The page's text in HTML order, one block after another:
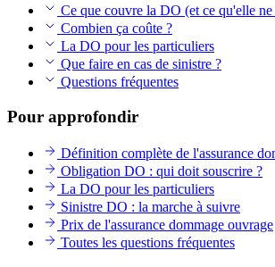
Ce que couvre la DO (et ce qu'elle
Combien ça coûte ?
La DO pour les particuliers
Que faire en cas de sinistre ?
Questions fréquentes
Pour approfondir
Définition complète de l'assurance
Obligation DO : qui doit souscrire ?
La DO pour les particuliers
Sinistre DO : la marche à suivre
Prix de l'assurance dommage ouvrage
Toutes les questions fréquentes